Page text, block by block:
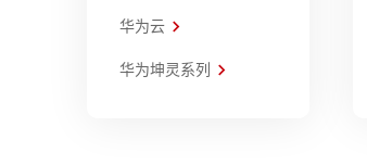
华为云
华为坤灵系列